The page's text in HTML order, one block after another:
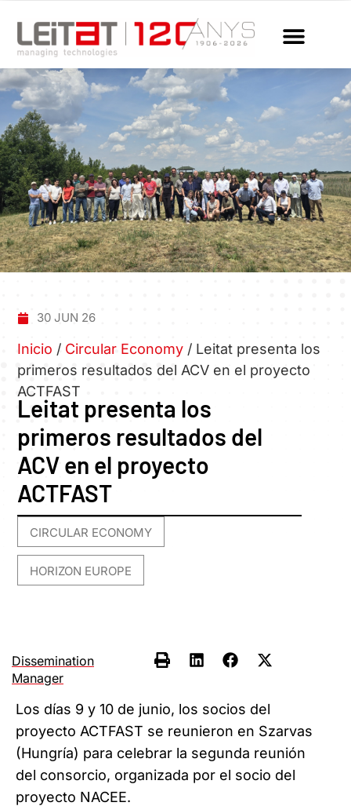
30 JUN 26
Inicio / Circular Economy / Leitat presenta los
primeros resultados del ACV en el proyecto
ACTFAST
Leitat presenta los
primeros resultados del
ACV en el proyecto
ACTFAST
CIRCULAR ECONOMY
HORIZON EUROPE
Dissemination
Manager
Los días 9 y 10 de junio, los socios del
proyecto ACTFAST se reunieron en Szarvas
(Hungría) para celebrar la segunda reunión
del consorcio, organizada por el socio del
proyecto NACEE.